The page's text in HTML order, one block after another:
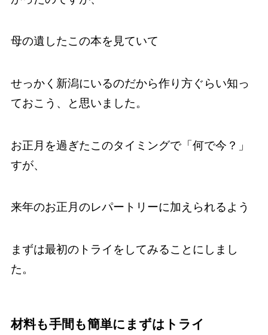
母の遺したこの本を見ていて
せっかく新潟にいるのだから作り方ぐらい知っ
ておこう、と思いました。
お正月を過ぎたこのタイミングで「何で今？」
すが、
来年のお正月のレパートリーに加えられるよう
まずは最初のトライをしてみることにしまし
た。
材料も手間も簡単にまずはトライ